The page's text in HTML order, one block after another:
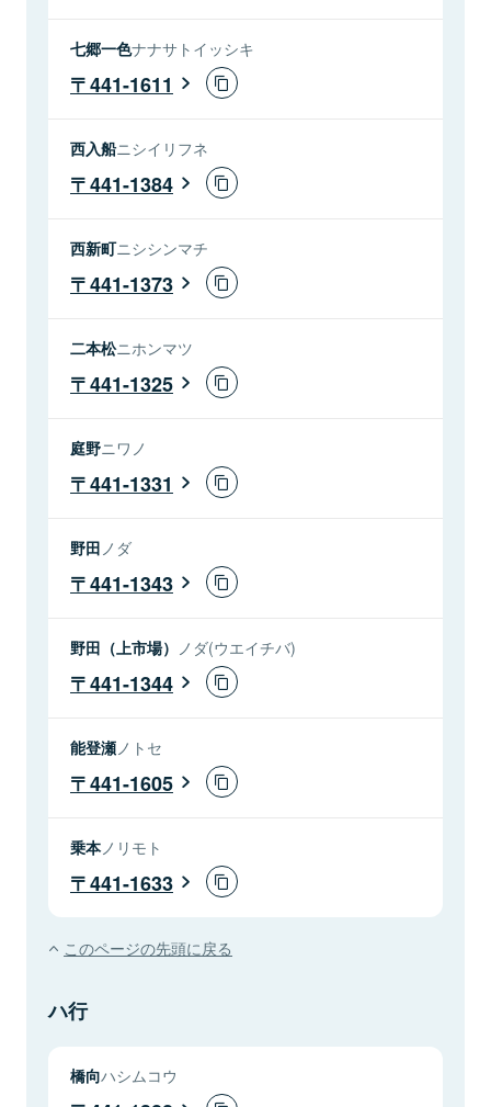
七郷一色ナナサトイッシキ
441-1611
西入船ニシイリフネ
441-1384
西新町ニシシンマチ
441-1373
二本松ニホンマツ
441-1325
庭野ニワノ
441-1331
野田 ノダ
441-1343
野田（上市場） ノダ(ウエイチバ)
441-1344
能登瀬 ノトセ
441-1605
乗本ノリモト
441-1633
このページの先頭に戻る
ハ行
橋向ハシムコウ